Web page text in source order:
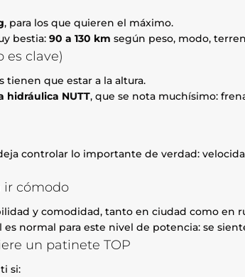
, para los que quieren el máximo.
bestia:90 a 130 km según peso, modo,
es clave)
tienen que estar a la altura.
hidráulica NUTT, que se nota muchísimo:
controlar lo importante de verdad:
ir cómodo
y comodidad, tanto en ciudad como en
es normal para este nivel de potencia: se
un patinete TOP
si: